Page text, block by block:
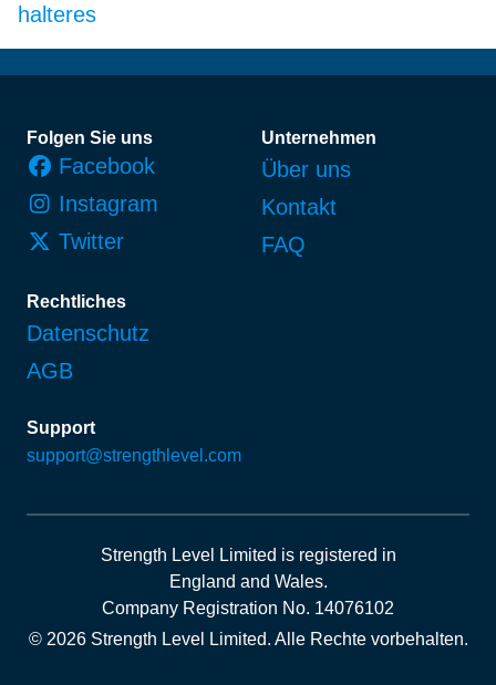
halteres
Fußzeile
Folgen Sie uns
Facebook
Instagram
Twitter
Unternehmen
Über uns
Kontakt
FAQ
Rechtliches
Datenschutz
AGB
Support
support@strengthlevel.com
Strength Level Limited is registered in
England and Wales.
Company Registration No. 14076102
© 2026 Strength Level Limited. Alle Rechte vorbehalten.